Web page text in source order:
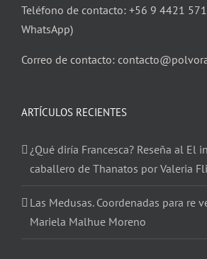
Teléfono de contacto: +56 9 4421
WhatsApp)
Correo de contacto:
ARTÍCULOS RECIENTES
¿Qué diría Francesca? Reseña al El
caballero de Thanatos por Valeria
Las Medusas. Coordenadas para re
Mariela Malhue Moreno